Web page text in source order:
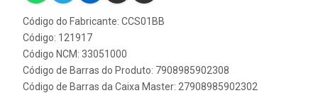
Código do Fabricante: CCS01BB
Código: 121917
Código NCM: 33051000
Código de Barras do Produto: 7908985902308
Código de Barras da Caixa Master: 27908985902302